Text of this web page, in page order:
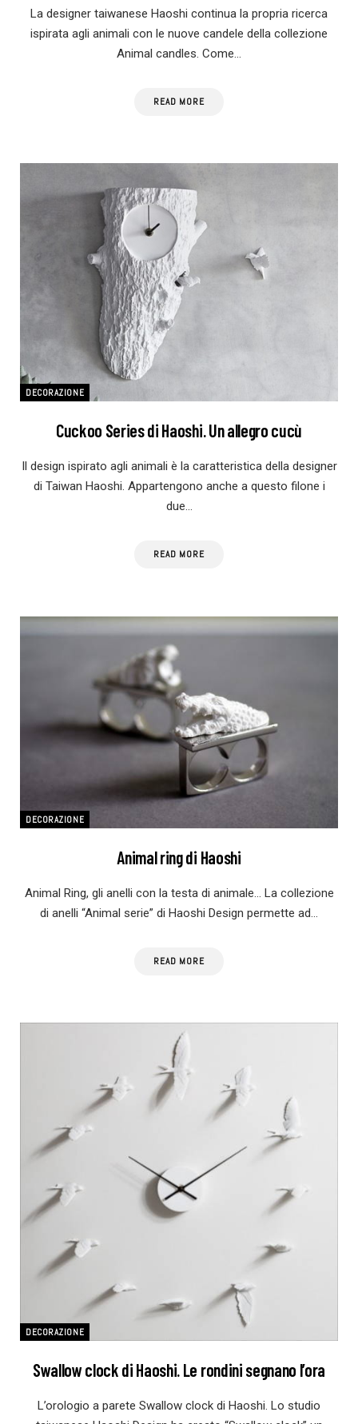
La designer taiwanese Haoshi continua la propria ricerca
ispirata agli animali con le nuove candele della collezione
Animal candles. Come…
READ MORE
DECORAZIONE
Cuckoo Series di Haoshi. Un allegro cucù
Il design ispirato agli animali è la caratteristica della designer
di Taiwan Haoshi. Appartengono anche a questo filone i
due…
READ MORE
DECORAZIONE
Animal ring di Haoshi
Animal Ring, gli anelli con la testa di animale… La collezione
di anelli “Animal serie” di Haoshi Design permette ad…
READ MORE
DECORAZIONE
Swallow clock di Haoshi. Le rondini segnano l’ora
L’orologio a parete Swallow clock di Haoshi. Lo studio